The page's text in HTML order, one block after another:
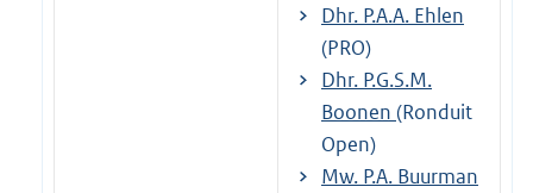
Dhr. P.A.A. Ehlen
(PRO)
Dhr. P.G.S.M.
Boonen (Ronduit
Open)
Mw. P.A. Buurman